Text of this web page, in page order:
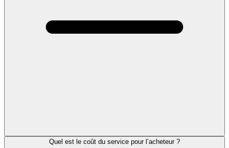
Quel est le coût du service pour l’acheteur ?